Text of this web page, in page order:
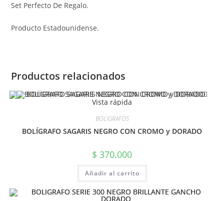
Set Perfecto De Regalo.
Producto Estadounidense.
Productos relacionados
Vista rápida
BOLIGRAFOS
BOLÍGRAFO SAGARIS NEGRO CON CROMO y DORADO
$ 370.000
Añadir al carrito